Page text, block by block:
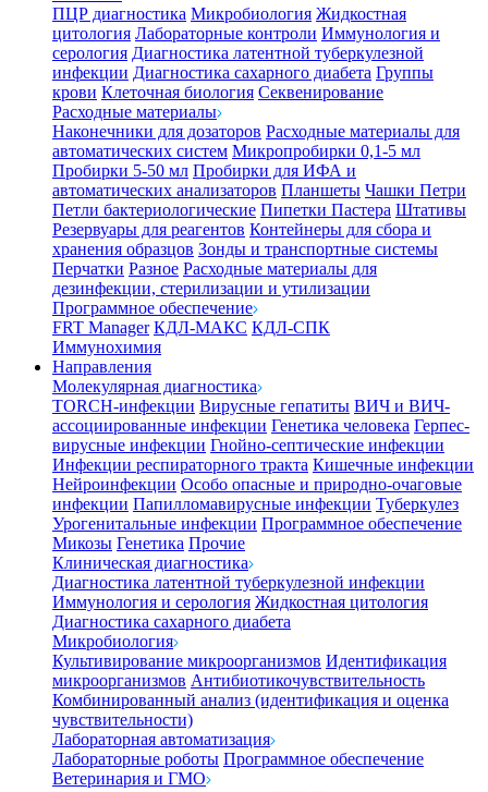
ПЦР диагностика Микробиология Жидкостная
цитология Лабораторные контроли Иммунология и
серология Диагностика латентной туберкулезной
инфекции Диагностика сахарного диабета Группы
крови Клеточная биология Секвенирование
Расходные материалы
Наконечники для дозаторов Расходные материалы для
автоматических систем Микропробирки 0,1-5 мл
Пробирки 5-50 мл Пробирки для ИФА и
автоматических анализаторов Планшеты Чашки Петри
Петли бактериологические Пипетки Пастера Штативы
Резервуары для реагентов Контейнеры для сбора и
хранения образцов Зонды и транспортные системы
Перчатки Разное Расходные материалы для
дезинфекции, стерилизации и утилизации
Программное обеспечение
FRT Manager КДЛ-МАКС КДЛ-СПК
Иммунохимия
Направления
Молекулярная диагностика
TORCH-инфекции Вирусные гепатиты ВИЧ и ВИЧ-
ассоциированные инфекции Генетика человека Герпес-
вирусные инфекции Гнойно-септические инфекции
Инфекции респираторного тракта Кишечные инфекции
Нейроинфекции Особо опасные и природно-очаговые
инфекции Папилломавирусные инфекции Туберкулез
Урогенитальные инфекции Программное обеспечение
Микозы Генетика Прочие
Клиническая диагностика
Диагностика латентной туберкулезной инфекции
Иммунология и серология Жидкостная цитология
Диагностика сахарного диабета
Микробиология
Культивирование микроорганизмов Идентификация
микроорганизмов Антибиотикочувствительность
Комбинированный анализ (идентификация и оценка
чувствительности)
Лабораторная автоматизация
Лабораторные роботы Программное обеспечение
Ветеринария и ГМО